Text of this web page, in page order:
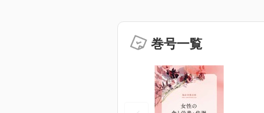
巻号一覧